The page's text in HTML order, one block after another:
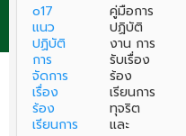
o17
แนว
ปฏิบัติ
การ
จัดการ
เรื่อง
ร้อง
เรียนการ
คู่มือการ
ปฏิบัติ
งาน การ
รับเรื่อง
ร้อง
เรียนการ
ทุจริต
และ